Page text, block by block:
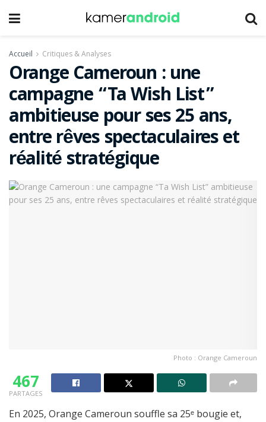
Accueil Critiques & Analyses
Orange Cameroun : une
campagne “Ta Wish List”
ambitieuse pour ses 25 ans,
entre rêves spectaculaires et
réalité stratégique
Photo : Orange Cameroun
467
PARTAGES
En 2025, Orange Cameroun souffle sa 25ᵉ bougie et,